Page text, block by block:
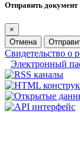
Отправить документ
×
Отмена
Свидетельство
Электронный